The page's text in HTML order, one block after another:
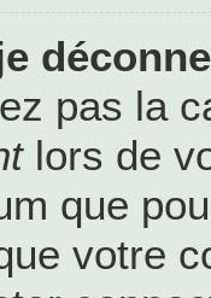
pas la
lors de
que
votre